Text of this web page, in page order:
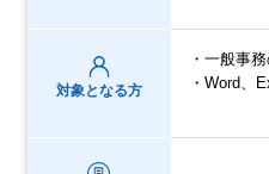
対象となる方
・一般事
・Word、